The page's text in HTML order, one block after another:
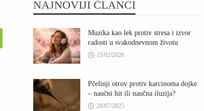
NAJNOVIJI ČLANCI
Muzika kao lek protiv stresa i izvor
radosti u svakodnevnom životu
15/02/2026
Pčelinji otrov protiv karcinoma dojke
– naučni hit ili naučna iluzija?
28/07/2025